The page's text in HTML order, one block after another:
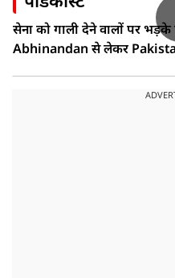
सेना को गाली देने वालों पर
Abhinandan से लेकर